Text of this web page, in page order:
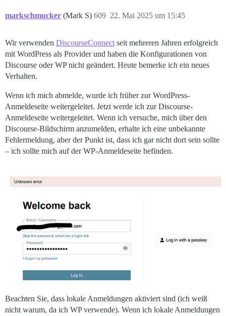
markschmucker (Mark S) 22. Mai 2025 um 15:45
609
Wir verwenden DiscourseConnect seit mehreren Jahren erfolgreich
mit WordPress als Provider und haben die Konfigurationen von
Discourse oder WP nicht geändert. Heute bemerke ich ein neues
Verhalten.
Wenn ich mich abmelde, wurde ich früher zur WordPress-
Anmeldeseite weitergeleitet. Jetzt werde ich zur Discourse-
Anmeldeseite weitergeleitet. Wenn ich versuche, mich über den
Discourse-Bildschirm anzumelden, erhalte ich eine unbekannte
Fehlermeldung, aber der Punkt ist, dass ich gar nicht dort sein sollte
– ich sollte mich auf der WP-Anmeldeseite befinden.
Beachten Sie, dass lokale Anmeldungen aktiviert sind (ich weiß
nicht warum, da ich WP verwende). Wenn ich lokale Anmeldungen